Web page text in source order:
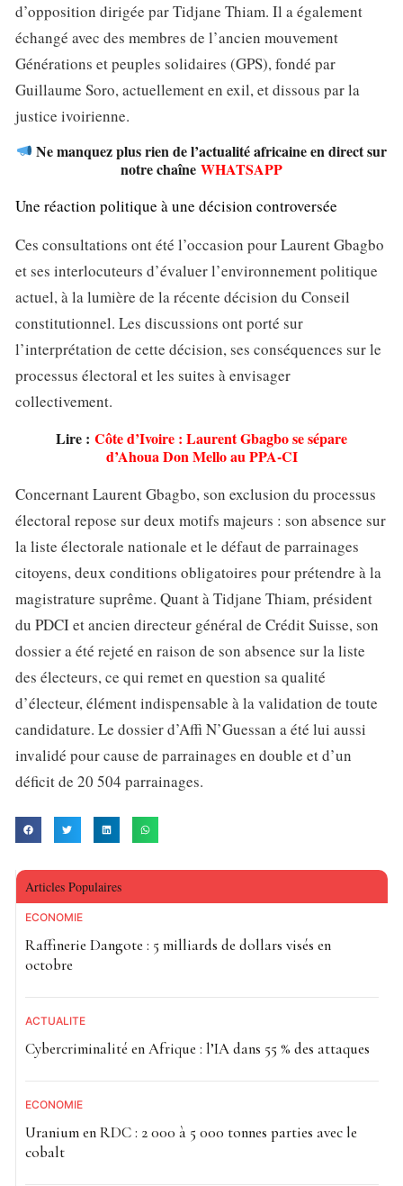
d’opposition dirigée par Tidjane Thiam. Il a également
échangé avec des membres de l’ancien mouvement
Générations et peuples solidaires (GPS), fondé par
Guillaume Soro, actuellement en exil, et dissous par la
justice ivoirienne.
Ne manquez plus rien de l’actualité africaine en direct sur
notre chaîne WHATSAPP
Une réaction politique à une décision controversée
Ces consultations ont été l’occasion pour Laurent Gbagbo
et ses interlocuteurs d’évaluer l’environnement politique
actuel, à la lumière de la récente décision du Conseil
constitutionnel. Les discussions ont porté sur
l’interprétation de cette décision, ses conséquences sur le
processus électoral et les suites à envisager
collectivement.
Lire : Côte d’Ivoire : Laurent Gbagbo se sépare
d’Ahoua Don Mello au PPA-CI
Concernant Laurent Gbagbo, son exclusion du processus
électoral repose sur deux motifs majeurs : son absence sur
la liste électorale nationale et le défaut de parrainages
citoyens, deux conditions obligatoires pour prétendre à la
magistrature suprême. Quant à Tidjane Thiam, président
du PDCI et ancien directeur général de Crédit Suisse, son
dossier a été rejeté en raison de son absence sur la liste
des électeurs, ce qui remet en question sa qualité
d’électeur, élément indispensable à la validation de toute
candidature. Le dossier d’Affi N’Guessan a été lui aussi
invalidé pour cause de parrainages en double et d’un
déficit de 20 504 parrainages.
Articles Populaires
ECONOMIE
Raffinerie Dangote : 5 milliards de dollars visés en
octobre
ACTUALITE
Cybercriminalité en Afrique : l’IA dans 55 % des attaques
ECONOMIE
Uranium en RDC : 2 000 à 5 000 tonnes parties avec le
cobalt